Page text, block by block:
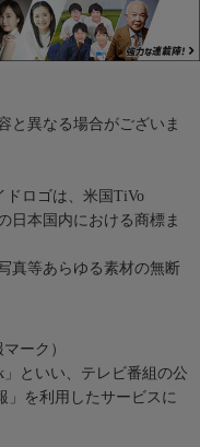
と異なる場合がございま
ドロゴは、米国TiVo
日本国内における商標ま
真等あらゆる素材の無断
ーク）
」といい、テレビ番組の公
」を利用したサービスに